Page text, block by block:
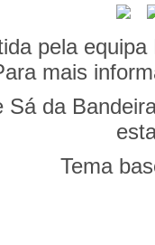
pela
Para
da
Tema